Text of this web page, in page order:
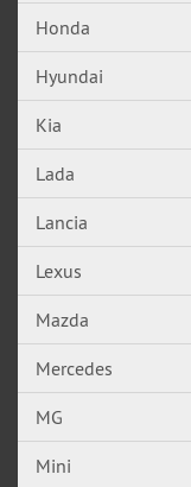
Honda
Hyundai
Kia
Lada
Lancia
Lexus
Mazda
Mercedes
MG
Mini